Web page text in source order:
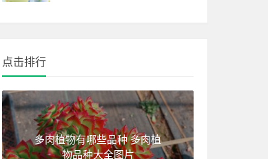
点击排行
多肉植物有哪些品种 多肉植
物品种大全图片